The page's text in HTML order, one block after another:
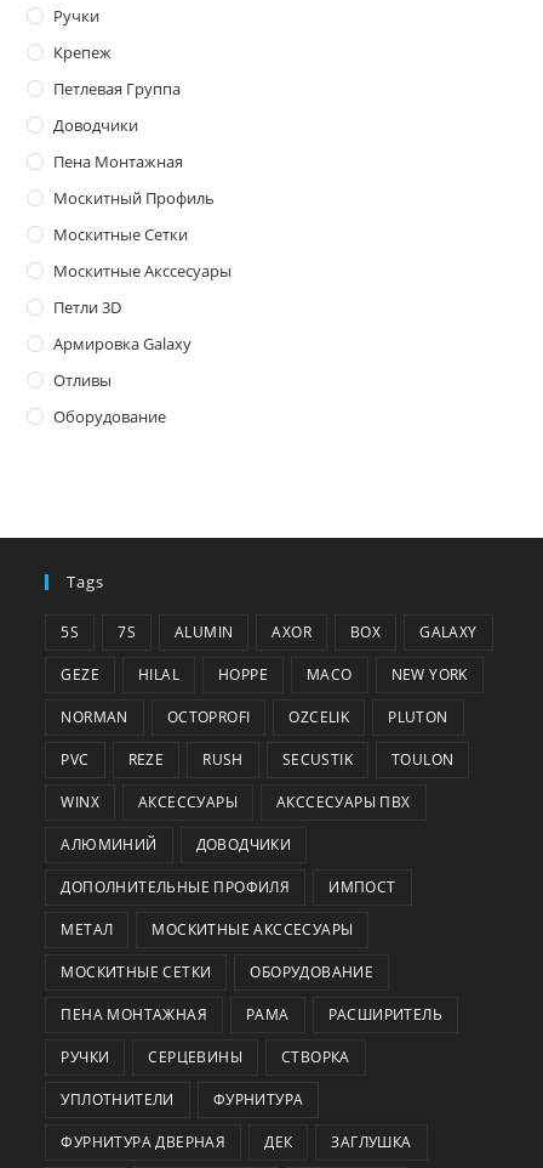
Ручки
Крепеж
Петлевая Группа
Доводчики
Пена Монтажная
Москитный Профиль
Москитные Сетки
Москитные Акссесуары
Петли 3D
Армировка Galaxy
Отливы
Оборудование
Tags
5S 7S ALUMIN AXOR BOX GALAXY
GEZE HILAL HOPPE MACO NEW YORK
NORMAN OCTOPROFI OZCELIK PLUTON
PVC REZE RUSH SECUSTIK TOULON
WINX АКСЕССУАРЫ АКССЕСУАРЫ ПВХ
АЛЮМИНИЙ ДОВОДЧИКИ
ДОПОЛНИТЕЛЬНЫЕ ПРОФИЛЯ ИМПОСТ
МЕТАЛ МОСКИТНЫЕ АКССЕСУАРЫ
МОСКИТНЫЕ СЕТКИ ОБОРУДОВАНИЕ
ПЕНА МОНТАЖНАЯ РАМА РАСШИРИТЕЛЬ
РУЧКИ СЕРЦЕВИНЫ СТВОРКА
УПЛОТНИТЕЛИ ФУРНИТУРА
ФУРНИТУРА ДВЕРНАЯ ДЕК ЗАГЛУШКА